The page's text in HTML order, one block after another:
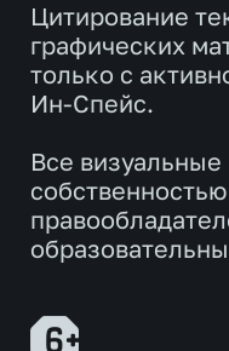
Цитирование
графических
только с
Ин-Спейс.
Все